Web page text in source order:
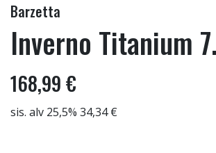
Barzetta
Inverno Titanium
168,99 €
sis. alv 25,5% 34,34 €